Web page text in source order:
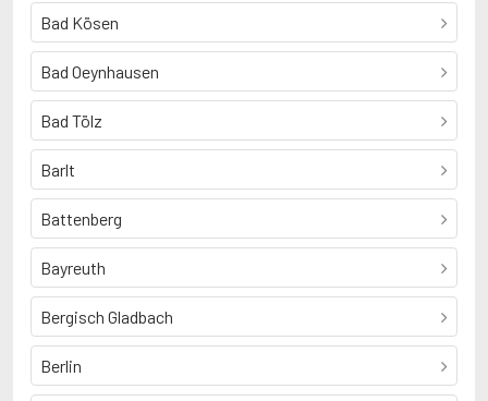
Bad Kösen
Bad Oeynhausen
Bad Tölz
Barlt
Battenberg
Bayreuth
Bergisch Gladbach
Berlin